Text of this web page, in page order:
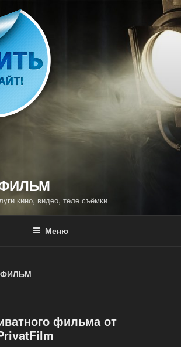
кино, видео, теле съёмки
Меню
фильма от